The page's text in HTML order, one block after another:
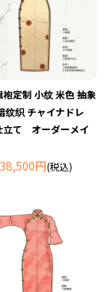
袍定制 小纹 米色 抽象
纹织 チャイナドレ
て オーダーメイ
38,500円(税込)